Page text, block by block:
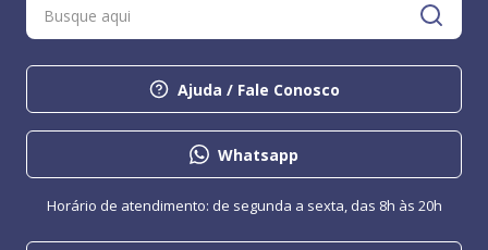
Ajuda / Fale Conosco
Whatsapp
Horário de atendimento: de segunda a sexta, das 8h às 20h